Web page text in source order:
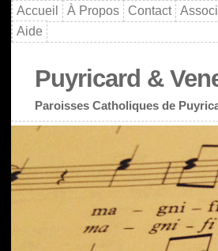
Accueil À Propos Contact
Aide
Puyricard &
Paroisses Catholiques de